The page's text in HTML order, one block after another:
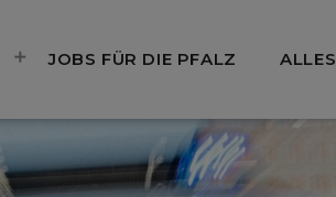
JOBS FÜR DIE PFALZ